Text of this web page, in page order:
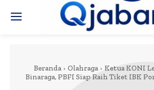
Beranda Olahraga
Ketua KONI
Binaraga, PBFI Siap Raih Tiket IBK